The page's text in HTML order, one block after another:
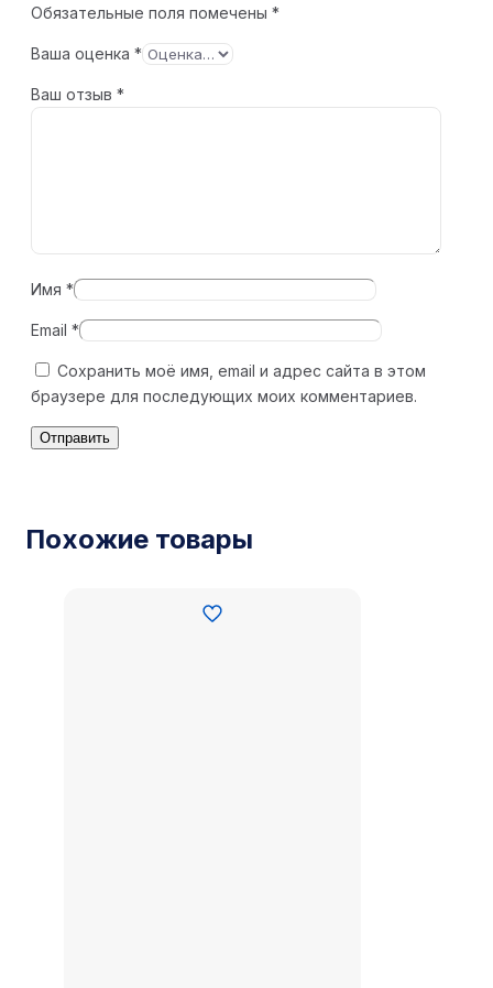
Обязательные поля помечены *
Ваша оценка *
Ваш отзыв *
Имя *
Email *
Сохранить моё имя, email и адрес сайта в этом
браузере для последующих моих комментариев.
Похожие товары